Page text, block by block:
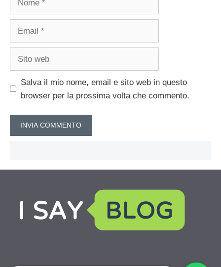
Salva il mio nome, email e sito web in questo
browser per la prossima volta che commento.